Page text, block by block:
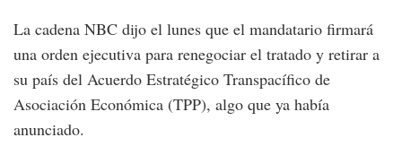
La cadena NBC dijo el lunes que el mandatario firmará
una orden ejecutiva para renegociar el tratado y retirar a
su país del Acuerdo Estratégico Transpacífico de
Asociación Económica (TPP), algo que ya había
anunciado.